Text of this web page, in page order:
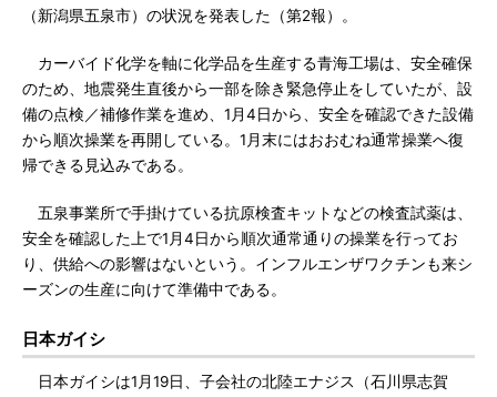
（新潟県五泉市）の状況を発表した（第2報）。
カーバイド化学を軸に化学品を生産する青海工場は、安全確保
のため、地震発生直後から一部を除き緊急停止をしていたが、設
備の点検／補修作業を進め、1月4日から、安全を確認できた設備
から順次操業を再開している。1月末にはおおむね通常操業へ復
帰できる見込みである。
五泉事業所で手掛けている抗原検査キットなどの検査試薬は、
安全を確認した上で1月4日から順次通常通りの操業を行ってお
り、供給への影響はないという。インフルエンザワクチンも来シ
ーズンの生産に向けて準備中である。
日本ガイシ
日本ガイシは1月19日、子会社の北陸エナジス（石川県志賀